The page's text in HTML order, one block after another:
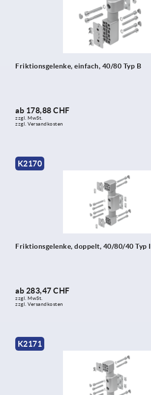
Friktionsgelenke, einfach, 40/80 Typ B
ab 178,88 CHF
zzgl. MwSt.
zzgl. Versandkosten
K2170
Friktionsgelenke, doppelt, 40/80/40 Typ I
ab 283,47 CHF
zzgl. MwSt.
zzgl. Versandkosten
K2171